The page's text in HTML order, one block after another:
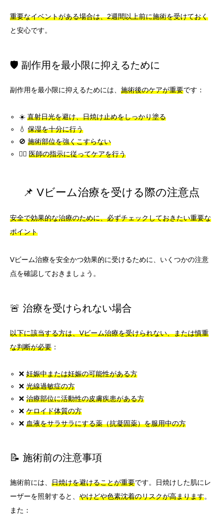
重要なイベントがある場合は、2週間以上前に施術を受けておく
と安心です。
🛡️ 副作用を最小限に抑えるために
副作用を最小限に抑えるためには、 施術後のケアが重要です：
☀️直射日光を避け、日焼け止めをしっかり塗る
💧保湿を十分に行う
🚫施術部位を強くこすらない
👨‍⚕️医師の指示に従ってケアを行う
📌 Vビーム治療を受ける際の注意点
安全で効果的な治療のために、必ずチェックしておきたい重要な
ポイント
Vビーム治療を安全かつ効果的に受けるために、いくつかの注意
点を確認しておきましょう。
🚨 治療を受けられない場合
以下に該当する方は、Vビーム治療を受けられない、または慎重
な判断が必要 ：
❌妊娠中または妊娠の可能性がある方
❌光線過敏症の方
❌治療部位に活動性の皮膚疾患がある方
❌ケロイド体質の方
❌血液をサラサラにする薬（抗凝固薬）を服用中の方
📝 施術前の注意事項
施術前には、 日焼けを避けることが重要です。日焼けした肌にレ
ーザーを照射すると、 やけどや色素沈着のリスクが高まります。
また：